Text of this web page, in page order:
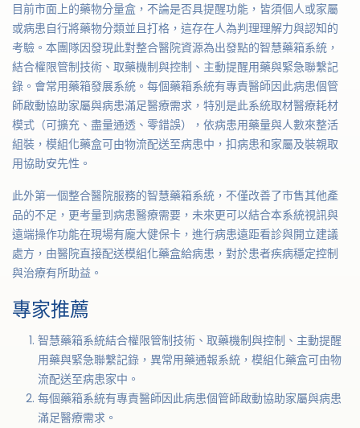
目前市面上的藥物分量盒，不論是否具提醒功能，皆須個人或家屬
或病患自行將藥物分類並且打格，這存在人為判理理解力與認知的
考驗。本團隊因發現此對整合醫院資源為出發點的智慧藥箱系統，
結合權限管制技術、取藥機制與控制、主動提醒用藥與緊急聯繫記
錄。會常用藥箱發展系統。每個藥箱系統有專責醫師因此病患個管
師啟動協助家屬與病患滿足醫療需求，特別是此系統取材醫療耗材
模式（可擴充、盡量通透、零錯誤），依病患用藥量與人數來整活
組裝，模組化藥盒可由物流配送至病患中，扣病患和家屬及裝親取
用協助安先性。
此外第一個整合醫院服務的智慧藥箱系統，不僅改善了市售其他產
品的不足，更考量到病患醫療需要，未來更可以結合本系統視訊與
遠端操作功能在現場有龐大健保卡，進行病患遠距看診與開立建議
處方，由醫院直接配送模組化藥盒給病患，對於患者疾病穩定控制
與治療有所助益。
專家推薦
智慧藥箱系統結合權限管制技術、取藥機制與控制、主動提醒
用藥與緊急聯繫記錄，異常用藥通報系統，模組化藥盒可由物
流配送至病患家中。
每個藥箱系統有專責醫師因此病患個管師啟動協助家屬與病患
滿足醫療需求。